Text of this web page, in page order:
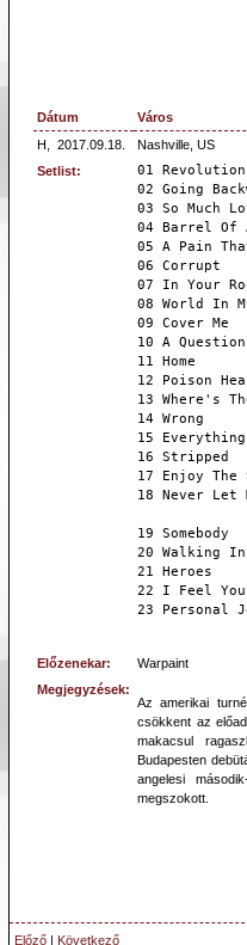
Dátum Város
H,
2017.09.18. Nashville, US
Setlist:
01
02 Going
03 So Much
04 Barrel Of
05 A Pain
06 Corrupt
07 In Your
08 World In
09 Cover Me
10 A
11 Home
12 Poison
13 Where's
14 Wrong
15
16 Stripped
17 Enjoy The
18 Never Let
19 Somebody
20 Walking In
21 Heroes
22 I Feel You
23 Personal
Előzenekar:
Warpaint
Megjegyzések:
Az amerikai
csökkent az
makacsul
Budapesten
angelesi
megszokott.
Előző | Következő